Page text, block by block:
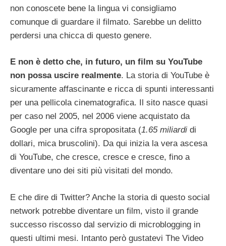
non conoscete bene la lingua vi consigliamo
comunque di guardare il filmato. Sarebbe un delitto
perdersi una chicca di questo genere.
E non è detto che, in futuro, un film su YouTube
non possa uscire realmente. La storia di YouTube è
sicuramente affascinante e ricca di spunti interessanti
per una pellicola cinematografica. Il sito nasce quasi
per caso nel 2005, nel 2006 viene acquistato da
Google per una cifra spropositata (1.65 miliardi di
dollari, mica bruscolini). Da qui inizia la vera ascesa
di YouTube, che cresce, cresce e cresce, fino a
diventare uno dei siti più visitati del mondo.
E che dire di Twitter? Anche la storia di questo social
network potrebbe diventare un film, visto il grande
successo riscosso dal servizio di microblogging in
questi ultimi mesi. Intanto però gustatevi The Video